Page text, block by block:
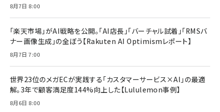
8月7日 8:00
「楽天市場」がAI戦略を公開。「AI店長」「バーチャル試着」「RMSバ
ナー画像生成」の全ぼう【Rakuten AI Optimismレポート】
8月7日 7:00
世界23位のメガECが実践する「カスタマーサービス×AI」の最適
解。3年で顧客満足度144%向上した【Lululemon事例】
8月6日 8:00